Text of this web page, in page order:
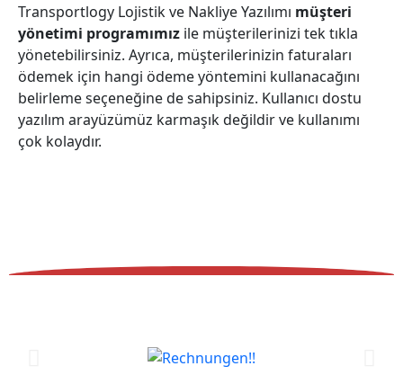
Transportlogy Lojistik ve Nakliye Yazılımı müşteri
yönetimi programımız ile müşterilerinizi tek tıkla
yönetebilirsiniz. Ayrıca, müşterilerinizin faturaları
ödemek için hangi ödeme yöntemini kullanacağını
belirleme seçeneğine de sahipsiniz. Kullanıcı dostu
yazılım arayüzümüz karmaşık değildir ve kullanımı
çok kolaydır.